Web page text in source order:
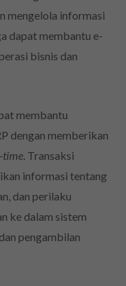
mengelola informasi
dapat membantu e-
bisnis dan
membantu
dengan memberikan
time . Transaksi
informasi tentang
dan perilaku
ke dalam sistem
pengambilan